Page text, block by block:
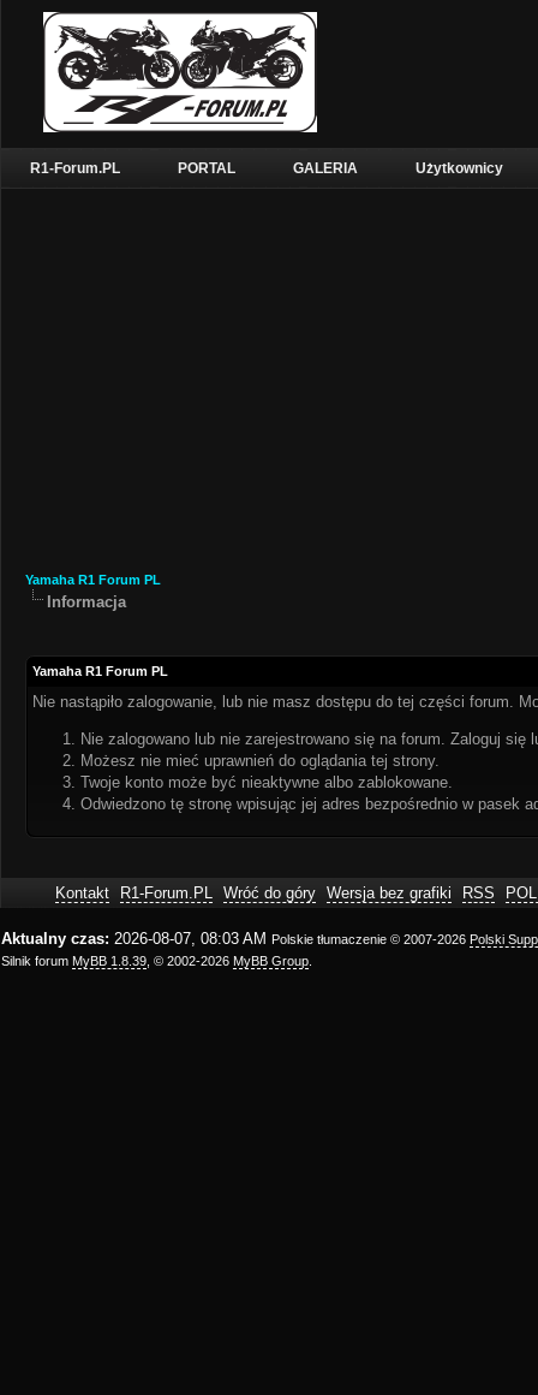
R1-Forum.PL PORTAL GALERIA Użytkownicy
Yamaha R1 Forum PL
Informacja
Yamaha R1 Forum PL
Nie nastąpiło zalogowanie, lub nie masz dostępu do tej części forum.
Nie zalogowano lub nie zarejestrowano się na forum. Zaloguj się
Możesz nie mieć uprawnień do oglądania tej strony.
Twoje konto może być nieaktywne albo zablokowane.
Odwiedzono tę stronę wpisując jej adres bezpośrednio w pasek
Kontakt R1-Forum.PL Wróć do góry Wersja bez grafiki RSS
Aktualny czas: 2026-08-07, 08:03 AM Polskie tłumaczenie © 2007-2026 Polski
Silnik forum MyBB 1.8.39 , © 2002-2026 MyBB Group